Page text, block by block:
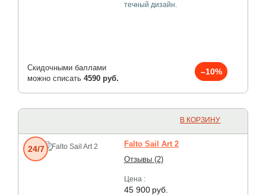
течный дизайн.
Скидочными баллами
можно списать 4590 руб.
–10%
В КОРЗИНУ
Falto Sail Art 2
Отзывы (2)
Цена :
45 900 руб.
24/7